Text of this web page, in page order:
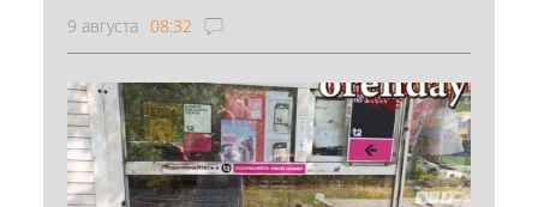
9 августа 08:32